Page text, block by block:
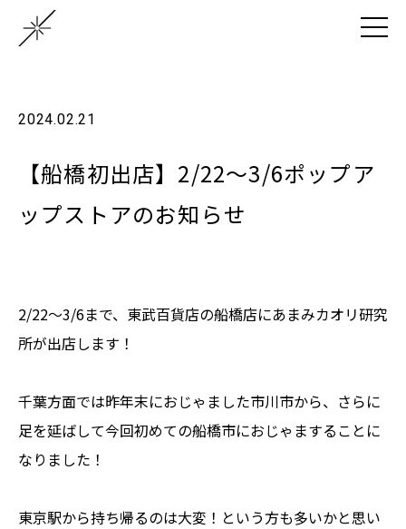
2024.02.21
【船橋初出店】2/22～3/6ポップア
ップストアのお知らせ
2/22～3/6まで、東武百貨店の船橋店にあまみカオリ研究
所が出店します！
千葉方面では昨年末におじゃました市川市から、さらに
足を延ばして今回初めての船橋市におじゃますることに
なりました！
東京駅から持ち帰るのは大変！という方も多いかと思い